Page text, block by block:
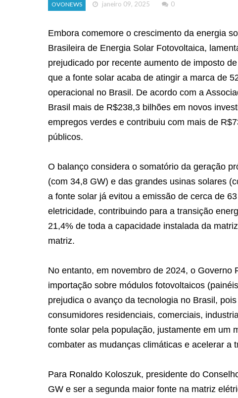
OVONEWS janeiro 09, 2025 0
Embora comemore o crescimento da energia
Brasileira de Energia Solar Fotovoltaica,
prejudicado por recente aumento de imposto
que a fonte solar acaba de atingir a marca de
operacional no Brasil. De acordo com a
Brasil mais de R$238,3 bilhões em novos
empregos verdes e contribuiu com mais de
públicos.
O balanço considera o somatório da geração
(com 34,8 GW) e das grandes usinas solares
a fonte solar já evitou a emissão de cerca de
eletricidade, contribuindo para a transição
21,4% de toda a capacidade instalada da
matriz.
No entanto, em novembro de 2024, o
importação sobre módulos fotovoltaicos
prejudica o avanço da tecnologia no Brasil,
consumidores residenciais, comerciais,
fonte solar pela população, justamente em um
combater as mudanças climáticas e acelerar a
Para Ronaldo Koloszuk, presidente do
GW e ser a segunda maior fonte na matriz